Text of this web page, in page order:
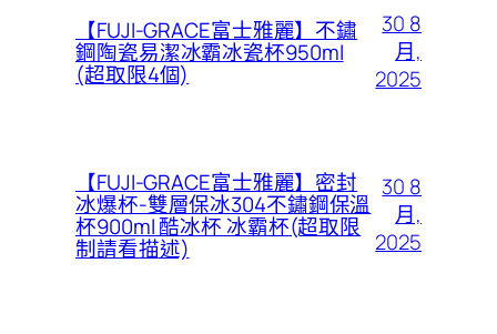
【FUJI-GRACE富士雅麗】不鏽
鋼陶瓷易潔冰霸冰瓷杯950ml
(超取限4個)
30 8
月,
2025
【FUJI-GRACE富士雅麗】密封
冰爆杯-雙層保冰304不鏽鋼保溫
杯900ml 酷冰杯 冰霸杯(超取限
制請看描述)
30 8
月,
2025